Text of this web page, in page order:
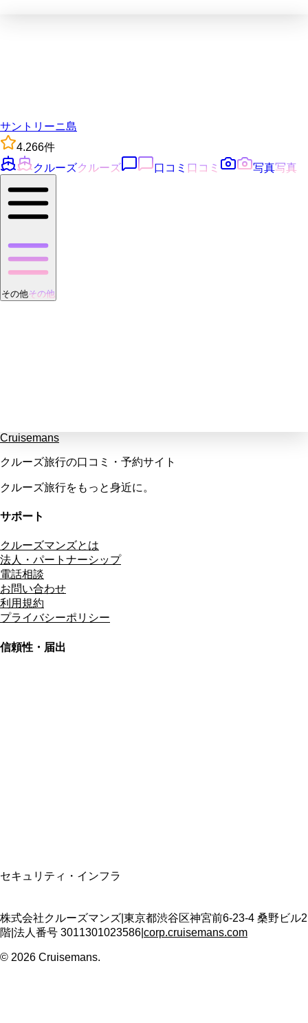
サントリーニ島
4.266件
クルーズクルーズ 口コミ 口コミ 写真写真
その他その他
Cruisemans
クルーズ旅行の口コミ・予約サイト
クルーズ旅行をもっと身近に。
サポート
クルーズマンズとは
法人・パートナーシップ
電話相談
お問い合わせ
利用規約
プライバシーポリシー
信頼性・届出
セキュリティ・インフラ
株式会社クルーズマンズ 東京都渋谷区神宮前6-23-4 桑野ビル2
階 法人番号 3011301023586 corp.cruisemans.com
© 2026 Cruisemans.